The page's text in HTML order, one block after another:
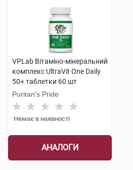
VPLab Вітаміно-мінеральний
комплекс UltraVit One Daily
50+ таблетки 60 шт
Puritan's Pride
Немає в наявності
АНАЛОГИ